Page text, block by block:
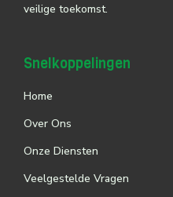
veilige toekomst.
Snelkoppelingen
Home
Over Ons
Onze Diensten
Veelgestelde Vragen